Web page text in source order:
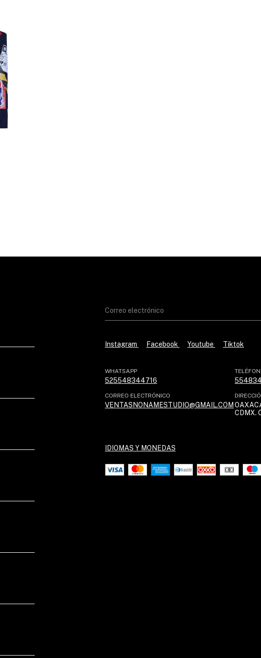
Instagram Facebook Youtube Tiktok
WHATSAPP
525548344716
CORREO ELECTRÓNICO
VENTASNONAMESTUDIO@GMAIL.COM
CDMX.
IDIOMAS Y MONEDAS